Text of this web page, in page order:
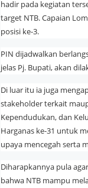
hadir pada kegiatan
target NTB. Capaian
posisi ke-3.
PIN dijadwalkan
jelas Pj. Bupati, akan
Di luar itu ia juga
stakeholder terkait
Kependudukan, dan
Harganas ke-31 untuk
upaya mencegah serta
Diharapkannya pula
bahwa NTB mampu